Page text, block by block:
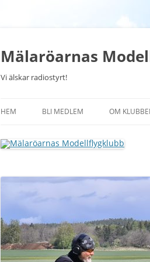
Mälaröarnas
Vi älskar radiostyrt!
HEM BLI MEDLEM OM
INFO